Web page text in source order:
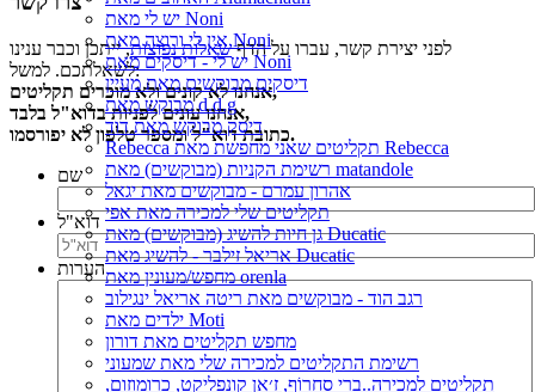
יש לי מאת Noni
אין לי ורוצה מאת Noni
יש לי - דיסקים מאת Noni
דיסקים מבוקשים מאת מעיין
מבוקש מאת d.d.g
דיסק מבוקש מאת דוד
Rebecca תקליטים שאני מחפשת מאת Rebecca
רשימת הקניות (מבוקשים) מאת matandole
אהרון עמרם - מבוקשים מאת יגאל
תקליטים שלי למכירה מאת אפי
גן חיות להשיג (מבוקשים) מאת Ducatic
אריאל זילבר - להשיג מאת Ducatic
מחפש/מעונין מאת orenla
רגב הוד - מבוקשים מאת ריטה אריאל ינגילוב
ילדים מאת Moti
מחפש תקליטים מאת דורון
רשימת התקליטים למכירה שלי מאת שמעוני
תקליטים למכירה..ברי סחרוֹף, ז׳אן קונפליקט, כרומוזום,
לפני יצירת קשר, עברו על הדףשאלות נפוצות, ייתכן וכבר ענינו
לשאלתכם. למשל:
אנחנו לא קונים ולא מוכרים תקליטים,
אנחנו עונים לפניות בדוא"ל בלבד,
כתובת דוא"ל ומספר טלפון לא יפורסמו.
שם
דוא"ל
הערות